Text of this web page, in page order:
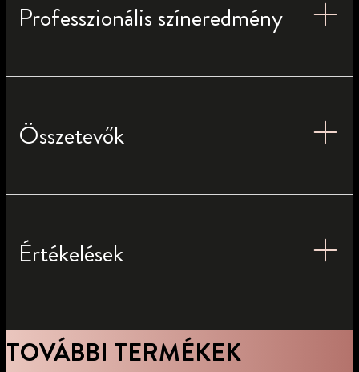
Professzionális színeredmény
Összetevők
Értékelések
TOVÁBBI TERMÉKEK